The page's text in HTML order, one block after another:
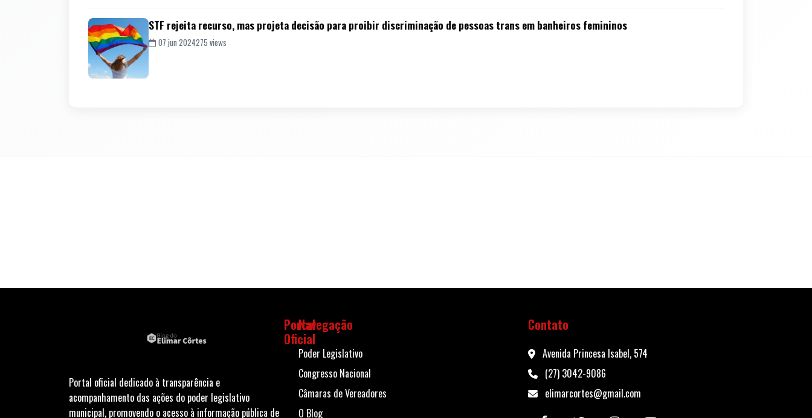
STF rejeita recurso, mas projeta decisão para proibir discriminação de pessoas trans em banheiros femininos
07 jun 2024275 views
Portal
Oficial
Portal oficial dedicado à transparência e
acompanhamento das ações do poder legislativo
municipal, promovendo o acesso à informação pública de
Navegação
Poder Legislativo
Congresso Nacional
Câmaras de Vereadores
O Blog
Contato
Avenida Princesa Isabel, 574
(27) 3042-9086
elimarcortes@gmail.com